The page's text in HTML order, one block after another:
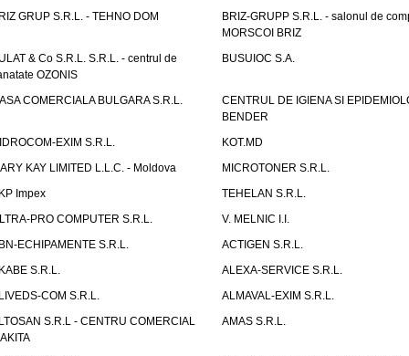
GRUP S.R.L. - TEHNO DOM
BRIZ-GRUPP S.R.L. - salonul de
MORSCOI BRIZ
& Co S.R.L. S.R.L. - centrul de
OZONIS
BUSUIOC S.A.
COMERCIALA BULGARA S.R.L.
CENTRUL DE IGIENA SI
BENDER
EXIM S.R.L.
KOT.MD
KAY LIMITED L.L.C. - Moldova
MICROTONER S.R.L.
Impex
TEHELAN S.R.L.
PRO COMPUTER S.R.L.
V. MELNIC I.I.
ECHIPAMENTE S.R.L.
ACTIGEN S.R.L.
S.R.L.
ALEXA-SERVICE S.R.L.
COM S.R.L.
ALMAVAL-EXIM S.R.L.
S.R.L - CENTRU COMERCIAL
AMAS S.R.L.